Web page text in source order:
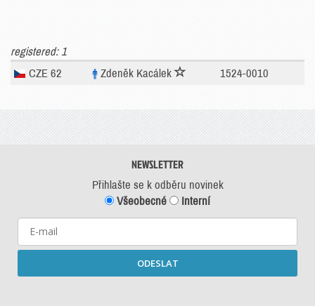
registered: 1
CZE 62
Zdeněk Kacálek 1524-0010
NEWSLETTER
Přihlašte se k odběru novinek
Všeobecné
Interní
ODESLAT